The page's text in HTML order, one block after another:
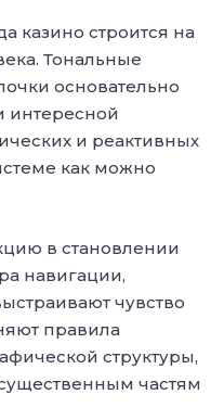
казино строится на
Тональные
основательно
интересной
и реактивных
как можно
в становлении
навигации,
чувство
правила
структуры,
частям